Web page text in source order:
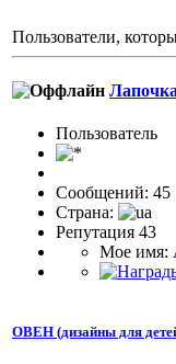
Пользователи,
Лапочка
Пользоватeль
Сообщений: 45
Страна:
Репутация 43
Мое имя:
ОВЕН (дизайны для